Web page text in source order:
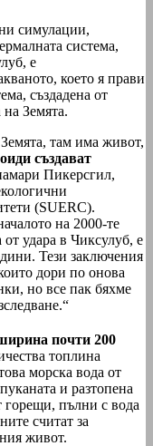
симулации,
система,
е
което я прави
създадена от
на Земята.
там има живот,
създават
Пикерсгил,
(SUERC).
на 2000-те
от удара в Чиксулуб, е
Тези заключения
дори по онова
но все пак бяхме
почти 200
топлина
морска вода от
и разтопена
горещи, пълни с вода
считат за
живот.